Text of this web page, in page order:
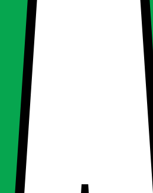
- flad